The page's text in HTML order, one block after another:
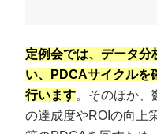
定例会では、データ分
い、PDCAサイクルを
行います。そのほか、
の達成度やROIの向上